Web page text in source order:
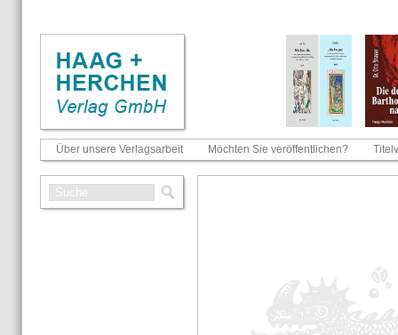
Über unsere Verlagsarbeit Möchten Sie veröffentlichen?